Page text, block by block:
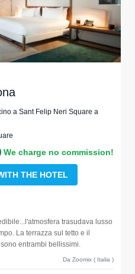
a Sant Felip Neri Square a
We charge no commission!
THE HOTEL
trasudava lusso
La terrazza sul tetto e il
entrambi bellissimi.
Da Zoomix ( Italia )